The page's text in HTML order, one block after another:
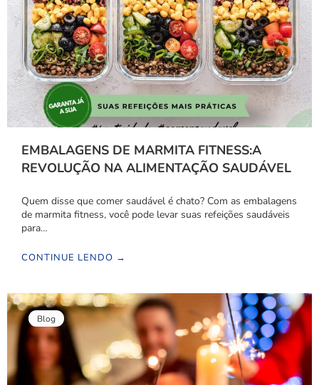
EMBALAGENS DE MARMITA FITNESS:A
REVOLUÇÃO NA ALIMENTAÇÃO SAUDÁVEL
Quem disse que comer saudável é chato? Com as embalagens
de marmita fitness, você pode levar suas refeições saudáveis
para…
CONTINUE LENDO →
Blog